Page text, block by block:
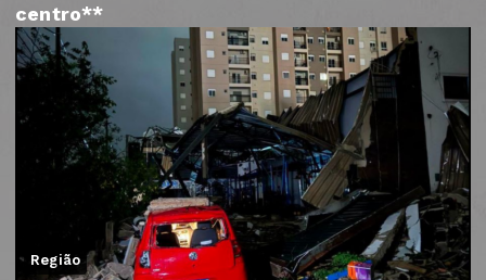
centro**
Região